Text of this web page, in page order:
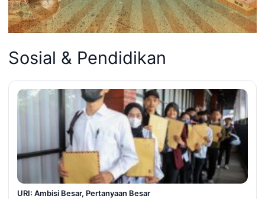
Sosial & Pendidikan
URI: Ambisi Besar, Pertanyaan Besar